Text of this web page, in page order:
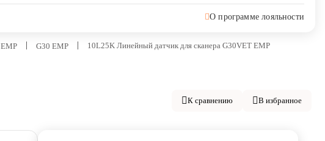
О программе лояльности
EMP G30 EMP 10L25K Линейный датчик для сканера G30VET EMP
К сравнению В избранное